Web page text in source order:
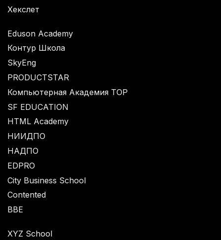
Хекслет
Eduson Academy
Контур Школа
SkyEng
PRODUCTSTAR
Компьютерная Академия TOP
SF EDUCATION
HTML Academy
НИИДПО
НАДПО
EDPRO
City Business School
Contented
BBE
XYZ School